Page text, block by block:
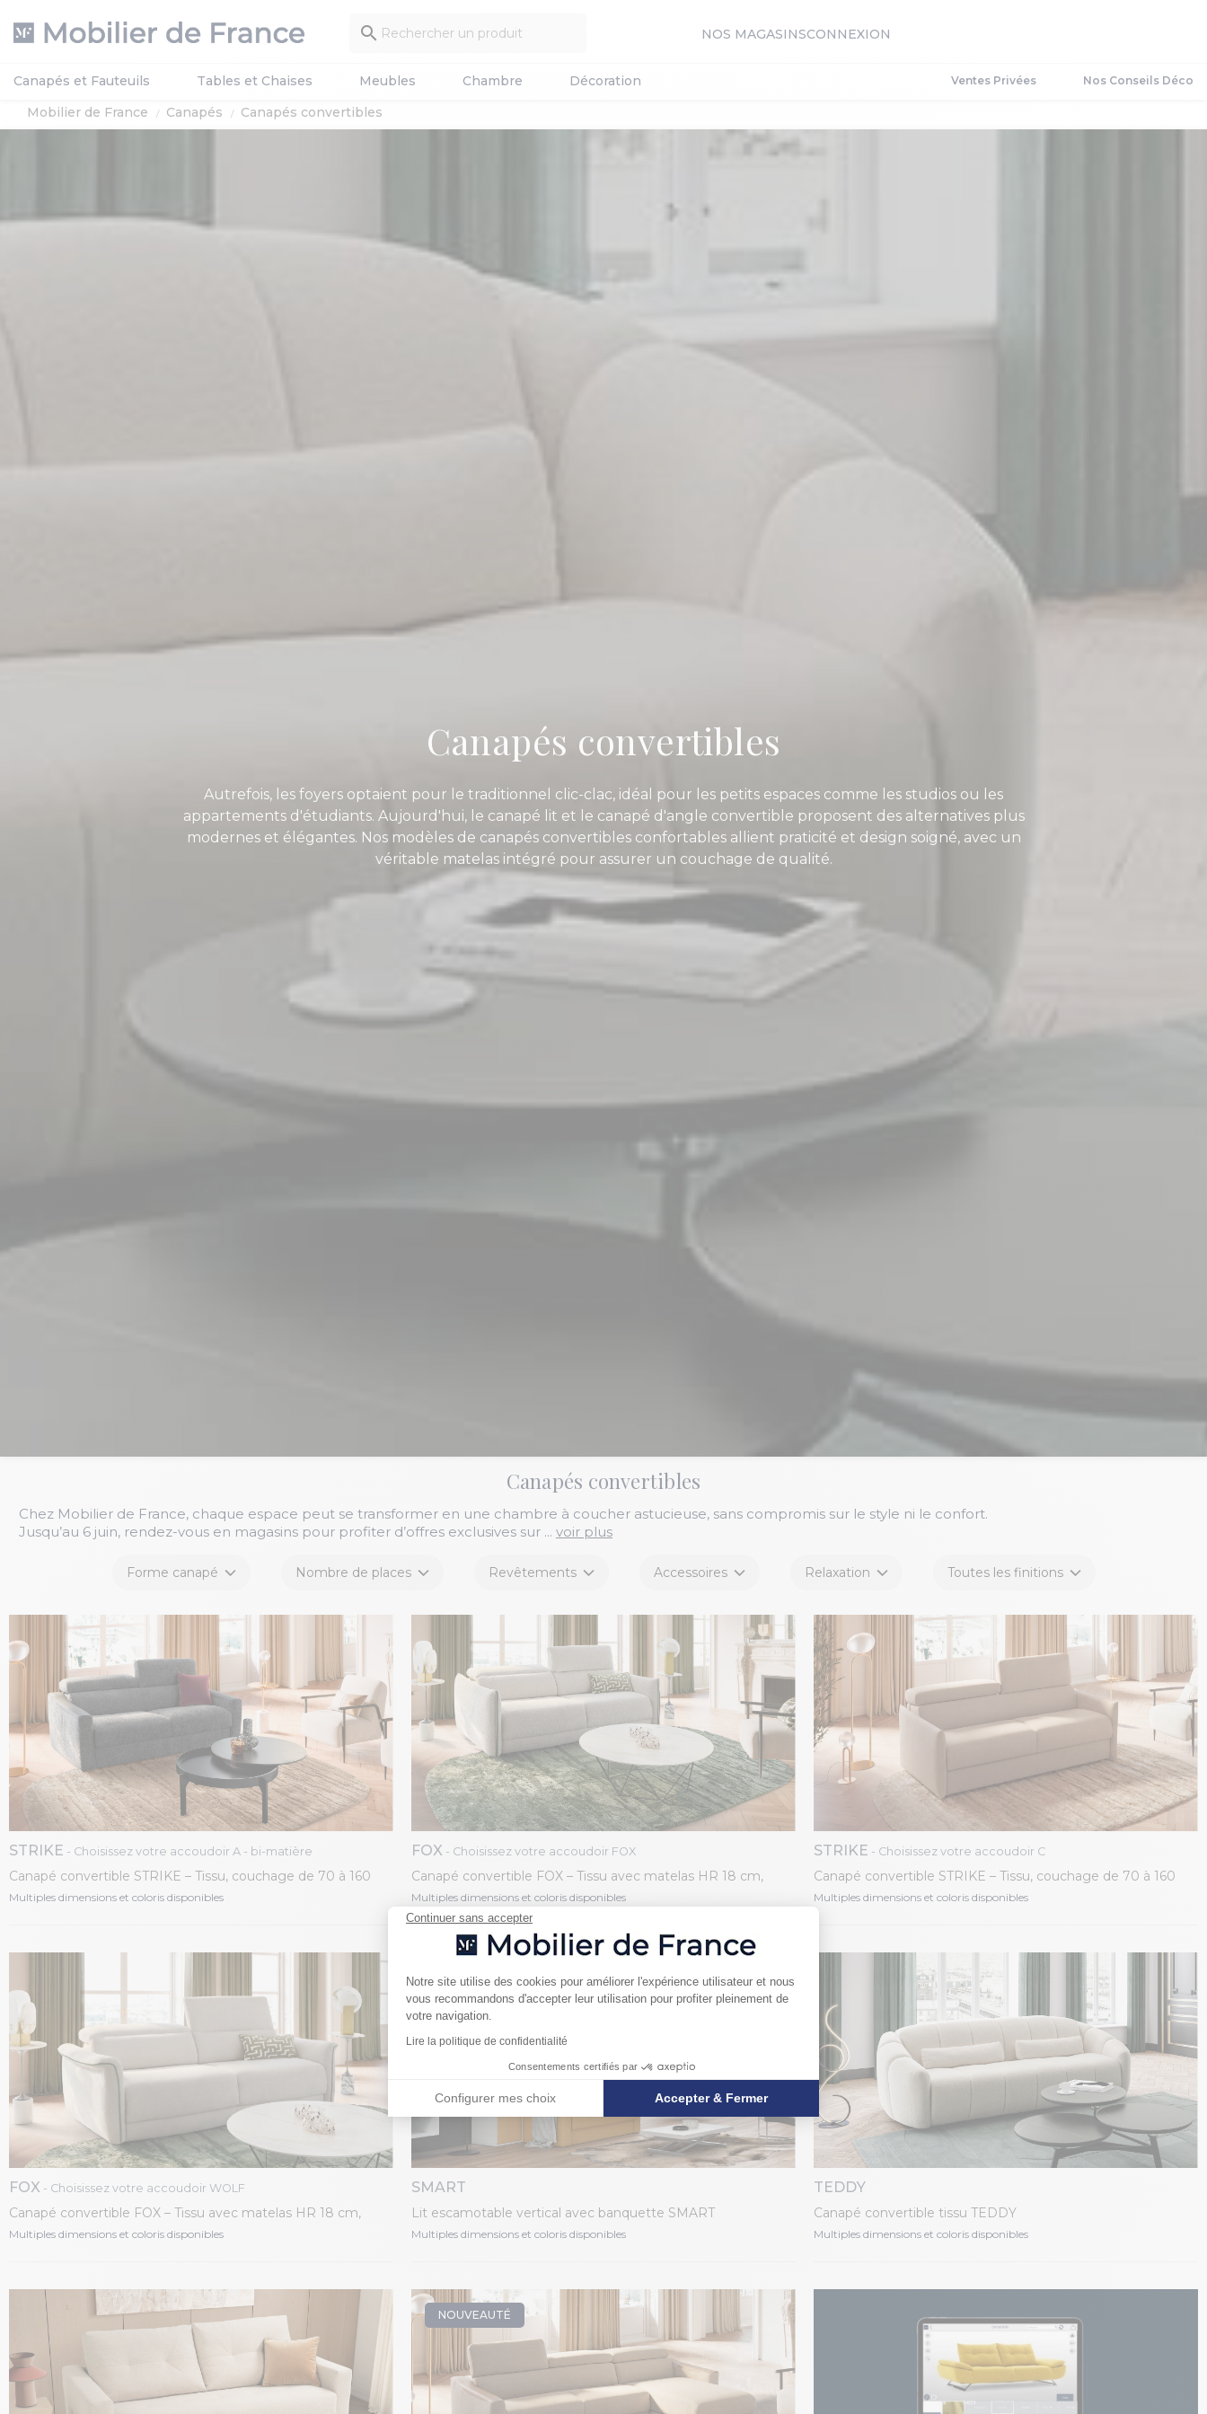
Continuer sans accepter
Plateforme de Gestion du Consentement : Personnalisez vos Options
Notre site utilise des cookies pour améliorer l'expérience utilisateur et nous
vous recommandons d'accepter leur utilisation pour profiter pleinement de
votre navigation.
Lire la politique de confidentialité
Consentements certifiés par
Configurer mes choix Accepter & Fermer
Axeptio consent
 NOS MAGASINSCONNEXION
Canapés et Fauteuils Tables et Chaises Meubles Chambre Décoration Ventes Privées Nos Conseils Déco
Mobilier de France Canapés Canapés convertibles
Canapés convertibles
Autrefois, les foyers optaient pour le traditionnel clic-clac, idéal pour les petits espaces comme les studios ou les
appartements d'étudiants. Aujourd'hui, le canapé lit et le canapé d'angle convertible proposent des alternatives plus
modernes et élégantes. Nos modèles de canapés convertibles confortables allient praticité et design soigné, avec un
véritable matelas intégré pour assurer un couchage de qualité.
Canapés convertibles
Chez Mobilier de France, chaque espace peut se transformer en une chambre à coucher astucieuse, sans compromis sur le style ni le confort.
Jusqu’au 6 juin, rendez-vous en magasins pour profiter d’offres exclusives sur ... voir plus
Forme canapé Nombre de places Revêtements Accessoires Relaxation Toutes les finitions
STRIKE - Choisissez votre accoudoir A - bi-matière
Canapé convertible STRIKE – Tissu, couchage de 70 à 160
cm
Multiples dimensions et coloris disponibles
FOX - Choisissez votre accoudoir FOX
Canapé convertible FOX – Tissu avec matelas HR 18 cm,
couchage de 70 à 160 cm
Multiples dimensions et coloris disponibles
STRIKE - Choisissez votre accoudoir C
Canapé convertible STRIKE – Tissu, couchage de 70 à 160
cm
Multiples dimensions et coloris disponibles
FOX - Choisissez votre accoudoir WOLF
Canapé convertible FOX – Tissu avec matelas HR 18 cm,
couchage de 70 à 160 cm
Multiples dimensions et coloris disponibles
SMART
Lit escamotable vertical avec banquette SMART
Multiples dimensions et coloris disponibles
TEDDY
Canapé convertible tissu TEDDY
Multiples dimensions et coloris disponibles
NOUVEAUTÉ